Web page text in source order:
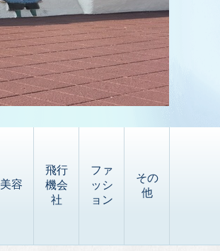
美容
飛行
機会
社
ファ
ッシ
ョン
その
他